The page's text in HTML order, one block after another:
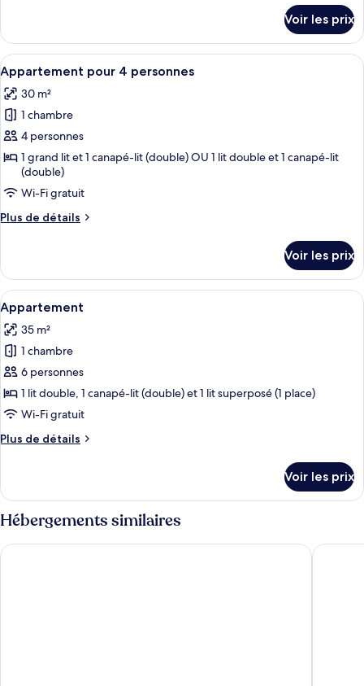
chambre :
Junior
Suite
pour
3
personnes
le
type
de
chambre
Junior
Suite
pour
3
personnes
Voir les prix
Afficher
toutes
les
photos
pour
ce
type
de
chambre :
4
personnes
Une chambre d’hôtel moderne
12
Appartement pour 4 personnes
30 m²
1 chambre
4 personnes
1 grand lit et 1 canapé-lit (double) OU 1 lit double et 1 canapé-lit
(double)
Wi-Fi gratuit
Plus de détails
Plus
le
type
de
chambre
Appartement
pour
4
personnes
Voir les prix
Afficher
toutes
les
photos
pour
ce
type
chambre :
Une chambre d’hôtel avec un
7
Appartement
35 m²
1 chambre
6 personnes
1 lit double, 1 canapé-lit (double) et 1 lit superposé (1 place)
Wi-Fi gratuit
Plus de détails
Plus
le
type
de
chambre
Appartement
Voir les prix
Hébergements similaires
Montempô Marseille Centre Dôme Appart